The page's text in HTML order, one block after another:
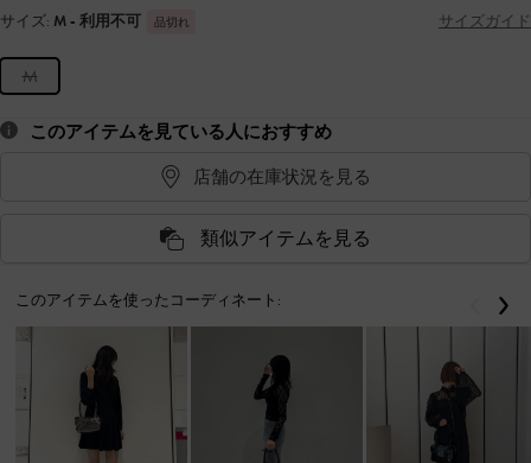
サイズ: M - 利用不可 品切れ サイズガイド
M
このアイテムを見ている人におすすめ
店舗の在庫状況を見る
類似アイテムを見る
このアイテムを使ったコーディネート: 戻る